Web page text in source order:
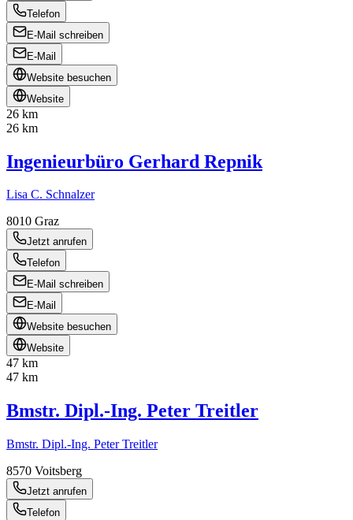
Telefon
E-Mail schreiben
E-Mail
Website besuchen
Website
26 km
26 km
Ingenieurbüro Gerhard Repnik
Lisa C. Schnalzer
8010 Graz
Jetzt anrufen
Telefon
E-Mail schreiben
E-Mail
Website besuchen
Website
47 km
47 km
Bmstr. Dipl.-Ing. Peter Treitler
Bmstr. Dipl.-Ing. Peter Treitler
8570 Voitsberg
Jetzt anrufen
Telefon